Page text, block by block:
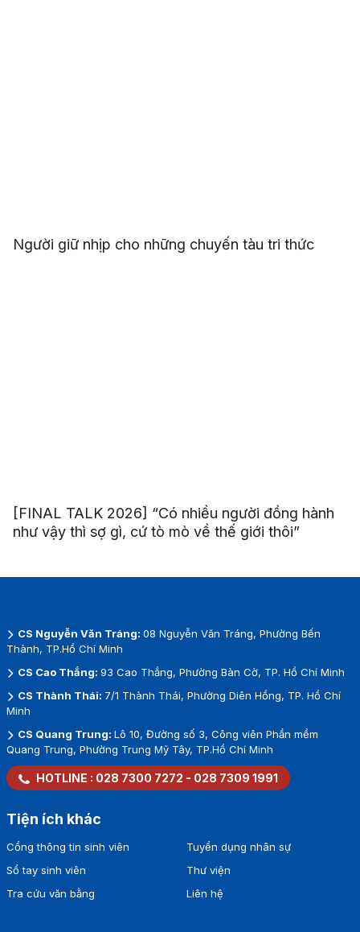
Người giữ nhịp cho những chuyến tàu tri thức
[FINAL TALK 2026] “Có nhiều người đồng hành
như vậy thì sợ gì, cứ tò mò về thế giới thôi”
CS Nguyễn Văn Tráng: 08 Nguyễn Văn Tráng, Phường Bến
Thành, TP.Hồ Chí Minh
CS Cao Thắng: 93 Cao Thắng, Phường Bàn Cờ, TP. Hồ Chí Minh
CS Thành Thái: 7/1 Thành Thái, Phường Diên Hồng, TP. Hồ Chí
Minh
CS Quang Trung: Lô 10, Đường số 3, Công viên Phần mềm
Quang Trung, Phường Trung Mỹ Tây, TP.Hồ Chí Minh
HOTLINE : 028 7300 7272 - 028 7309 1991
Tiện ích khác
Cổng thông tin sinh viên
Sổ tay sinh viên
Tra cứu văn bằng
Tuyển dụng nhân sự
Thư viện
Liên hệ